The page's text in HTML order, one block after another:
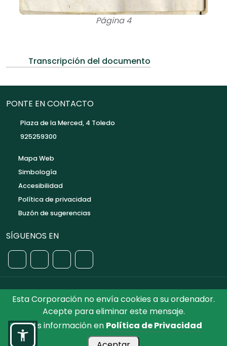
Esta Corporación no envía cookies a su ordenador.
Acepte para eliminar este mensaje.
Más información en Política de Privacidad
Página 4
Transcripción del documento
PONTE EN CONTACTO
Plaza de la Merced, 4 Toledo
925259300
Mapa Web
Simbología
Accesibilidad
Política de privacidad
Buzón de sugerencias
SÍGUENOS EN
©2026 Diputación de Toledo. Reservados todos los
Derechos. Diseñado por Diputación de Toledo